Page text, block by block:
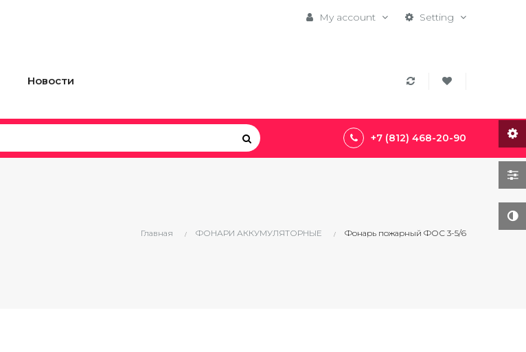
Setting
My account
Новости
+7 (812) 468-20-90
Главная ФОНАРИ АККУМУЛЯТОРНЫЕ Фонарь пожарный ФОС 3-5/6